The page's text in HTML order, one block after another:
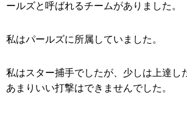
ールズと呼ばれるチームがありました。
私はパールズに所属していました。
私はスター捕手でしたが、少しは上達し
あまりいい打撃はできませんでした。